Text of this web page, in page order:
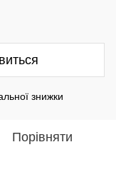
знижки
Порівняти